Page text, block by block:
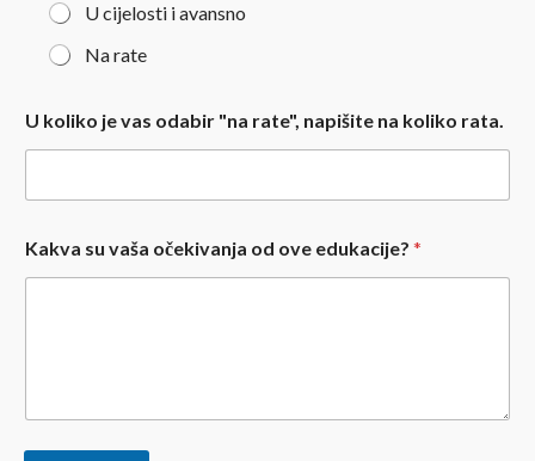
U cijelosti i avansno
Na rate
U koliko je vas odabir "na rate", napišite na koliko rata.
Kakva su vaša očekivanja od ove edukacije? *